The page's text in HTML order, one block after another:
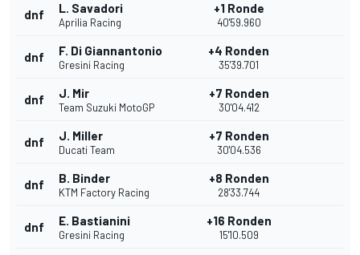
dnf L. Savadori
Aprilia Racing
+1 Ronde
40'59.960
dnf F. Di Giannantonio
Gresini Racing
+4 Ronden
35'39.701
dnf J. Mir
Team Suzuki MotoGP
+7 Ronden
30'04.412
dnf J. Miller
Ducati Team
+7 Ronden
30'04.536
dnf B. Binder
KTM Factory Racing
+8 Ronden
28'33.744
dnf E. Bastianini
Gresini Racing
+16 Ronden
15'10.509